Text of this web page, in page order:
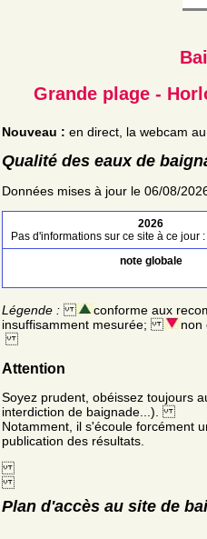
Grande plage -
Nouveau : en direct, la webcam
Qualité des eaux de
Données mises à jour le 06/08/
2026
Pas d'informations sur ce site à ce jour
note globale
Légende : conforme aux
insuffisamment mesurée;
Attention
Soyez prudent, obéissez toujours
interdiction de baignade...).
Notamment, il s'écoule forcément
publication des résultats.
Plan d'accès au site de